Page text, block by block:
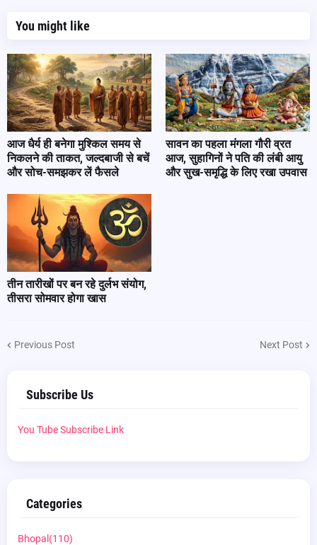
You might like
आज धैर्य ही बनेगा मुश्किल समय से
निकलने की ताकत, जल्दबाजी से बचें
और सोच-समझकर लें फैसले
सावन का पहला मंगला गौरी व्रत
आज, सुहागिनों ने पति की लंबी आयु
और सुख-समृद्धि के लिए रखा उपवास
तीन तारीखों पर बन रहे दुर्लभ संयोग,
तीसरा सोमवार होगा खास
Previous Post Next Post
Subscribe Us
You Tube Subscribe Link
Categories
Bhopal (110)